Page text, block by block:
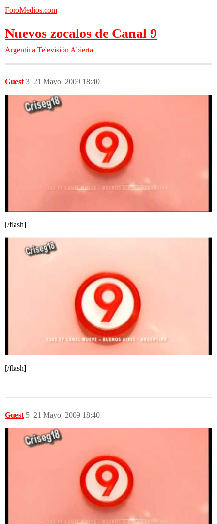
ForoMedios.com
Nuevos zocalos de Canal 9
Argentina Televisión Abierta
Guest 21 Mayo, 2009 18:40
3
[/flash]
[/flash]
Guest 21 Mayo, 2009 18:40
5